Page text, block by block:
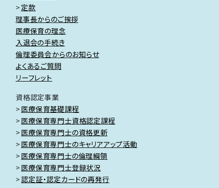
定款
理事長からのご挨拶
医療保育の理念
入退会の手続き
倫理委員会からのお知らせ
よくあるご質問
リーフレット
資格認定事業
医療保育基礎課程
医療保育専門士資格認定課程
医療保育専門士の資格更新
医療保育専門士のキャリアアップ活動
医療保育専門士の倫理綱領
医療保育専門士登録状況
認定証・認定カードの再発行